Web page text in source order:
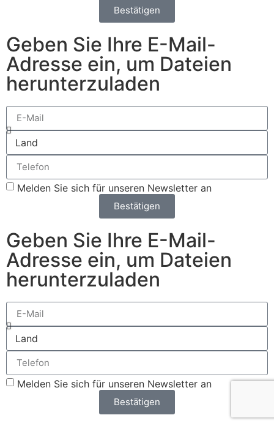
Bestätigen
Geben Sie Ihre E-Mail-
Adresse ein, um Dateien
herunterzuladen
Melden Sie sich für unseren Newsletter an
Bestätigen
Geben Sie Ihre E-Mail-
Adresse ein, um Dateien
herunterzuladen
Melden Sie sich für unseren Newsletter an
Bestätigen